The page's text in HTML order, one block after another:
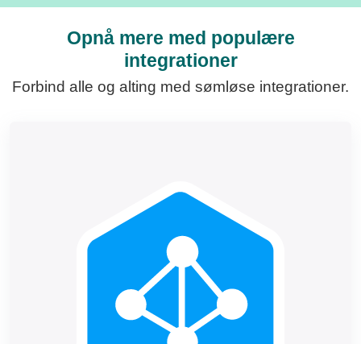
Opnå mere med populære
integrationer
Forbind alle og alting med sømløse integrationer.